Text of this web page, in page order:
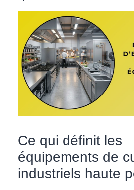
Ce qui définit les
équipements de
industriels haute